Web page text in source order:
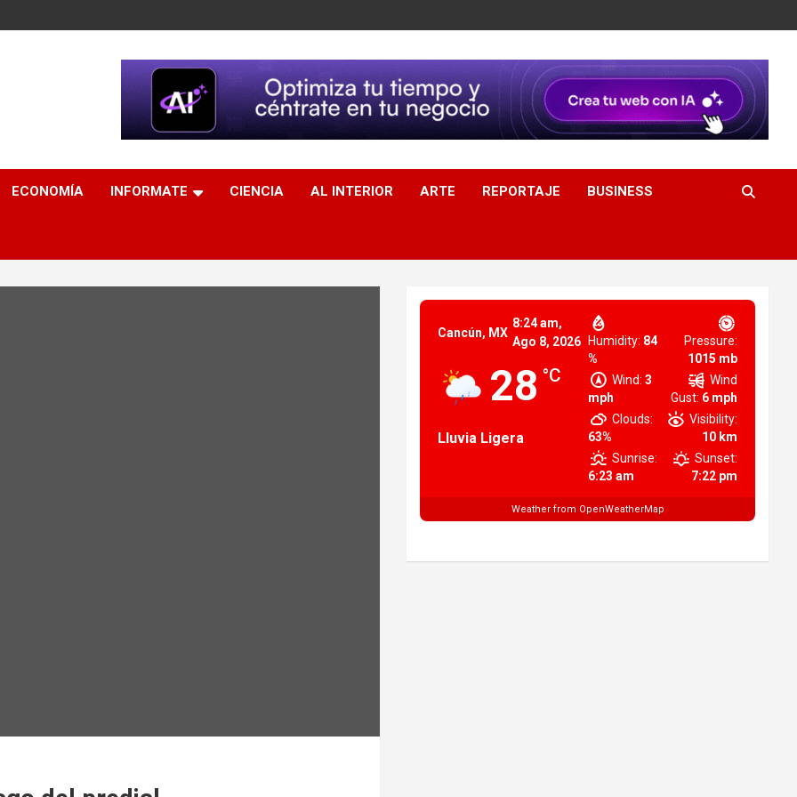
ECONOMÍA INFORMATE CIENCIA AL INTERIOR ARTE REPORTAJE BUSINESS
Cancún, MX
8:24 am,
Ago 8, 2026
28 °C
Lluvia Ligera
Humidity: 84
%
Pressure:
1015 mb
Wind: 3
mph
Wind
Gust: 6 mph
Clouds:
63%
Visibility:
10 km
Sunrise:
6:23 am
Sunset:
7:22 pm
Weather from OpenWeatherMap